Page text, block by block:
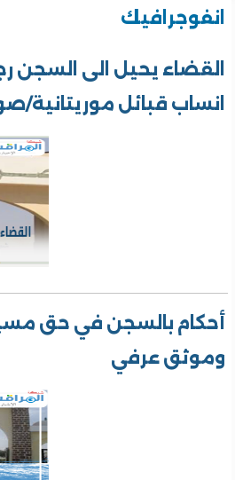
انفوجرافيك
القضاء يحيل الى السجن
انساب قبائل موريتانية/
أحكام بالسجن في حق
وموثق عرفي